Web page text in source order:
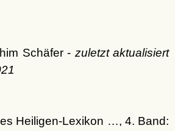
Schäfer - zuletzt aktualisiert
Heiligen-Lexikon …, 4. Band: